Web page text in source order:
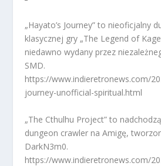
„Hayato’s Journey” to nieoficjalny
klasycznej gry „The Legend of
niedawno wydany przez
SMD.
https://www.indieretronews.com/
journey-unofficial-spiritual.html
„The Cthulhu Project” to
dungeon crawler na Amigę,
DarkN3m0.
https://www.indieretronews.com/